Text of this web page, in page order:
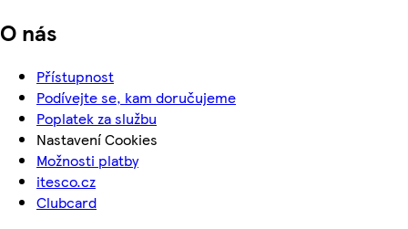
O nás
Přístupnost
Podívejte se, kam doručujeme
Poplatek za službu
Nastavení Cookies
Možnosti platby
itesco.cz
Clubcard